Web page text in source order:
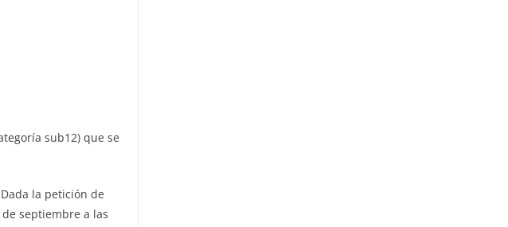
sub12) que se
la petición de
septiembre a las